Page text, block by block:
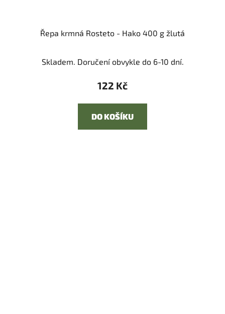
Řepa krmná Rosteto - Hako 400 g žlutá
Skladem. Doručení obvykle do 6-10 dní.
122 Kč
DO KOŠÍKU